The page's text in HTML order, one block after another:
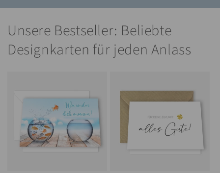
Unsere Bestseller: Beliebte
Designkarten für jeden Anlass